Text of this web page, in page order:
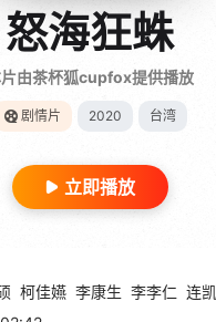
怒海狂蛛
由茶杯狐cupfox提供播放
剧情片 2020 台湾
立即播放
柯佳嬿 李康生 李李仁 连凯